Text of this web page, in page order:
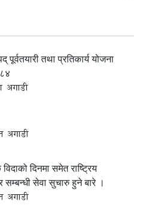
पूर्वतयारी तथा प्रतिकार्य योजना
अगाडी
अगाडी
दिनमा समेत राष्ट्रिय
सम्बन्धी सेवा सुचारु हुने बारे ।
अगाडी